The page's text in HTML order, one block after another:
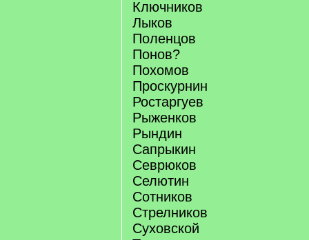
Ключников
Лыков
Поленцов
Понов?
Похомов
Проскурнин
Ростаргуев
Рыженков
Рындин
Сапрыкин
Севрюков
Селютин
Сотников
Стрелников
Суховской